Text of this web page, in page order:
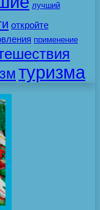
лучший
откройте
применение
туризма